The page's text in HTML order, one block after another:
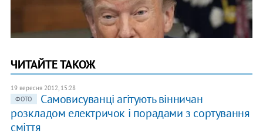
ЧИТАЙТЕ ТАКОЖ
19 вересня 2012, 15:28
ФОТО
Самовисуванці агітують вінничан
розкладом електричок і порадами з сортування
сміття